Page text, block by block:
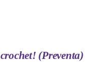
(Preventa)